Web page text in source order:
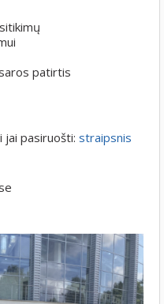
patirtis
jai pasiruošti: straipsnis